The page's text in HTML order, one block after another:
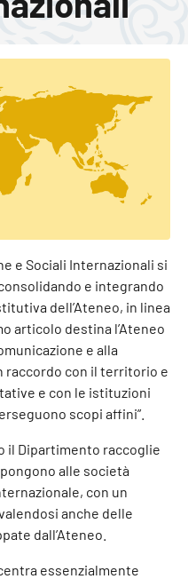
e Sociali Internazionali si
e integrando
dell’Ateneo, in linea
articolo destina l’Ateneo
e alla
raccordo con il territorio e
e con le istituzioni
scopi affini”.
il Dipartimento raccoglie
alle società
con un
anche delle
dall’Ateneo.
essenzialmente